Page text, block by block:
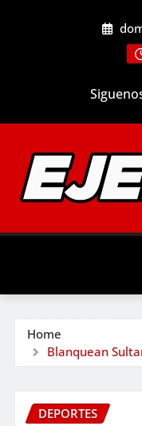
Home
Blanquean
DEPORTES